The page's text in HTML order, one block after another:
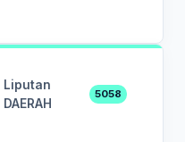
Liputan
DAERAH
5058